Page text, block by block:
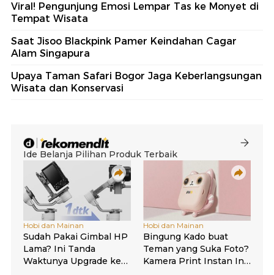
Viral! Pengunjung Emosi Lempar Tas ke Monyet di
Tempat Wisata
Saat Jisoo Blackpink Pamer Keindahan Cagar
Alam Singapura
Upaya Taman Safari Bogor Jaga Keberlangsungan
Wisata dan Konservasi